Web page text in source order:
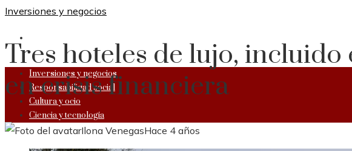
Inversiones y negocios
Responsabilidad social
Cultura y ocio
Ciencia y tecnología
Inversiones y negocios
Tres hoteles de lujo, incluido
en crisis financiera
Ilona VenegasHace 4 años